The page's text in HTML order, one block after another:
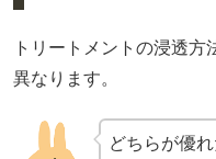
トリートメントの浸透
異なります。
どちらが優れ